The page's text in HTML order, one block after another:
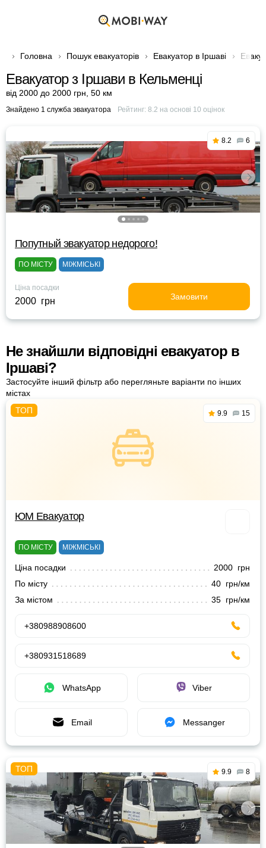
Головна Пошук евакуаторів Евакуатор в Іршаві
Евакуатор з Іршави в Кельменці
від 2000 до 2000 грн 50 км
Знайдено 1 служба эвакуатора Рейтинг: 8.2 на основі 10 оцінок
8.2 6
Попутный эвакуатор недорого!
ПО МІСТУ МІЖМІСЬКІ
Ціна посадки
2000 грн Замовити
Не знайшли відповідні евакуатор в
Іршаві?
Застосуйте інший фільтр або перегляньте варіанти по інших
містах
9.9 15
ЮМ Евакуатор
ПО МІСТУ МІЖМІСЬКІ
Ціна посадки
2000 грн
По місту
40 грн/км
За містом
35 грн/км
+380988908600
+380931518689
WhatsApp Viber
Email Messanger
9.9 8